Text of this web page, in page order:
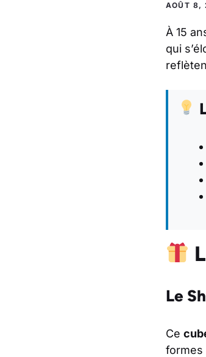
AOÛT 8,
À 15
qui
Le
Ce
formes